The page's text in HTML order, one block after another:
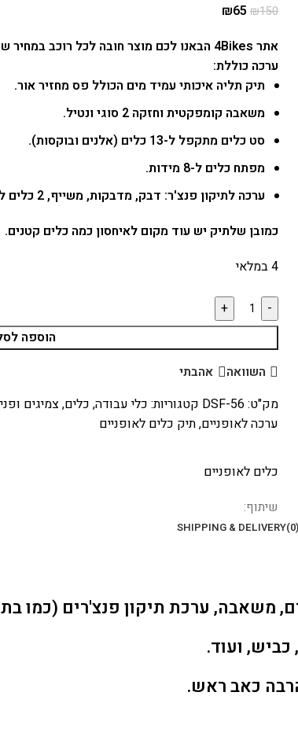
₪150
₪65
אתר 4Bikes הבאנו לכם מוצר חובה לכל רוכב במחיר
ערכה כוללת:
תיק תליה איכותי עמיד מים הכולל פס מחזיר אור.
משאבה קומפקטית וחזקה 2 סוגי ונטיל.
סט כלים מתקפל ל-13 כלים (אלנים ובוקסות).
מפתח כלים ל-8 מידות.
ערכה לתיקון פנצ'ר: דבק, מדבקות, משייף, 2 כלים לחליצת פנימית וצמיג.
כמובן שלתיק יש עוד מקום לאיחסון כמה כלים קטנים.
4 במלאי
הוספה
השוואה
אהבתי
מק"ט:DSF-56 קטגוריות: כלי עבודה, כלים,צמיגים
ערכה לאופניים,תיק כלים לאופניים
כלים לאופניים
שיתוף:
SHIPPING & DELIVERY
משאבה, ערכת תיקון פנצ'רים (כמו
ועוד.
כאב ראש.